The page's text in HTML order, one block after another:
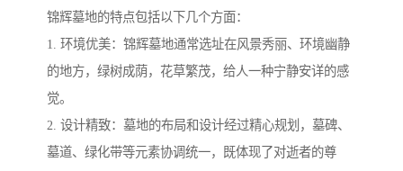
锦辉墓地的特点包括以下几个方面：
1. 环境优美：锦辉墓地通常选址在风景秀丽、环境幽静
的地方，绿树成荫，花草繁茂，给人一种宁静安详的感
觉。
2. 设计精致：墓地的布局和设计经过精心规划，墓碑、
墓道、绿化带等元素协调统一，既体现了对逝者的尊